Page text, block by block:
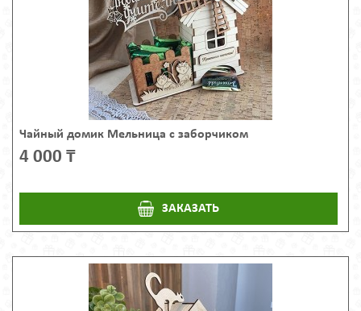
Чайный домик Мельница с заборчиком
4 000 ₸
ЗАКАЗАТЬ